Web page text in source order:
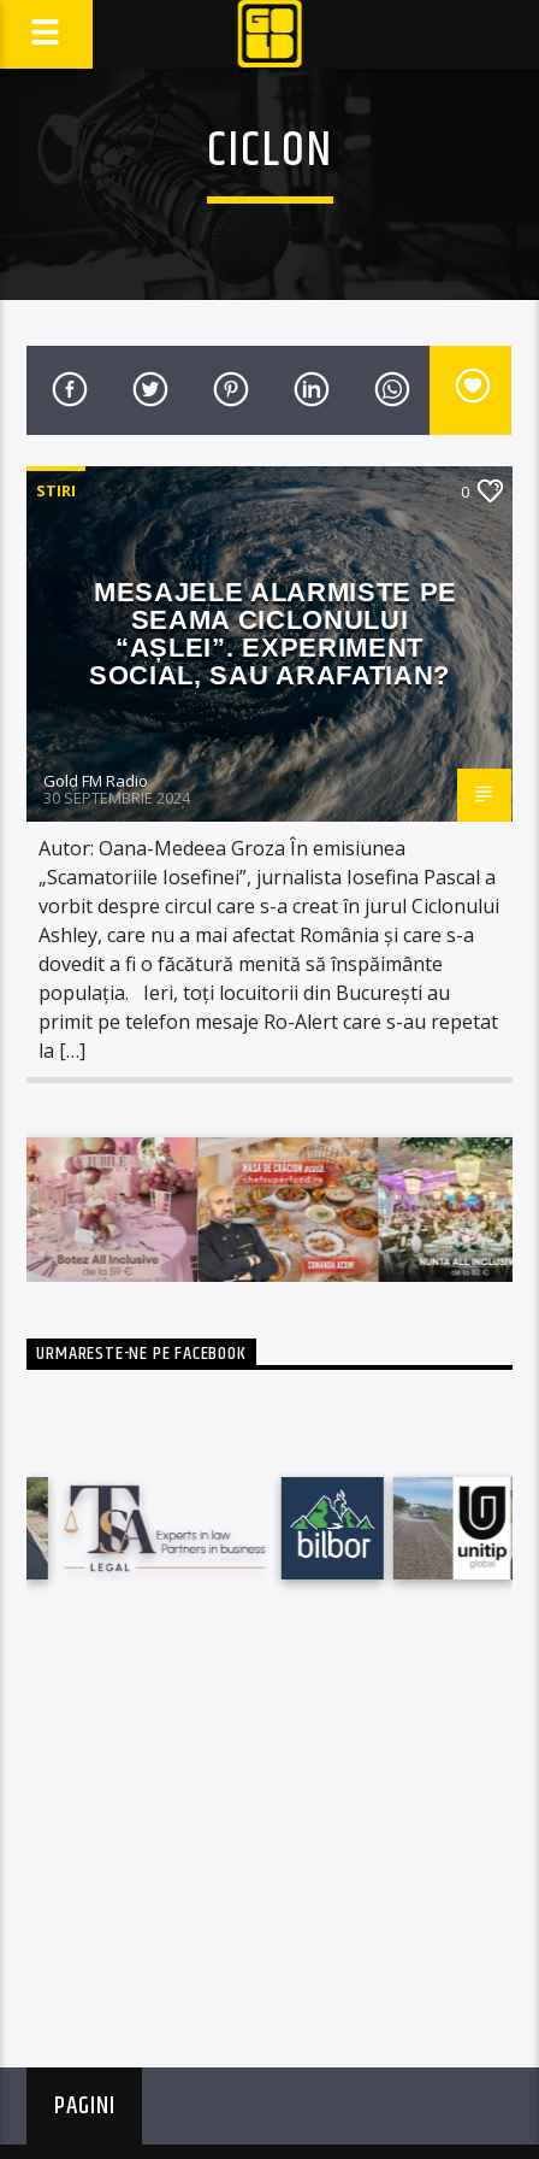
CICLON
STIRI 0
MESAJELE ALARMISTE PE
SEAMA CICLONULUI
“AȘLEI”. EXPERIMENT
SOCIAL, SAU ARAFATIAN?
Gold FM Radio
30 SEPTEMBRIE 2024
Autor: Oana-Medeea Groza În emisiunea
„Scamatoriile Iosefinei”, jurnalista Iosefina Pascal a
vorbit despre circul care s-a creat în jurul Ciclonului
Ashley, care nu a mai afectat România și care s-a
dovedit a fi o făcătură menită să înspăimânte
populația. Ieri, toți locuitorii din București au
primit pe telefon mesaje Ro-Alert care s-au repetat
la […]
URMARESTE-NE PE FACEBOOK
PAGINI